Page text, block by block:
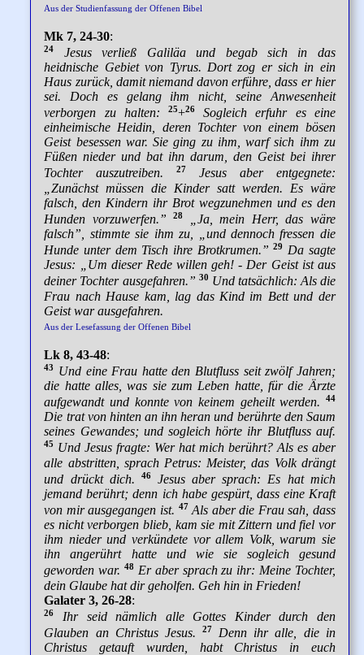
Aus der Studienfassung der Offenen Bibel
Mk 7, 24-30:
24
Jesus verließ Galiläa und begab sich in das
heidnische Gebiet von Tyrus. Dort zog er sich in ein
Haus zurück, damit niemand davon erführe, dass er hier
sei. Doch es gelang ihm nicht, seine Anwesenheit
verborgen zu halten:
25+26
Sogleich erfuhr es eine
einheimische Heidin, deren Tochter von einem bösen
Geist besessen war. Sie ging zu ihm, warf sich ihm zu
Füßen nieder und bat ihn darum, den Geist bei ihrer
Tochter auszutreiben.27
Jesus aber entgegnete:
„Zunächst müssen die Kinder satt werden. Es wäre
falsch, den Kindern ihr Brot wegzunehmen und es den
Hunden vorzuwerfen.”28
„Ja, mein Herr, das wäre
falsch”, stimmte sie ihm zu, „und dennoch fressen die
Hunde unter dem Tisch ihre Brotkrumen.”29
Da sagte
Jesus: „Um dieser Rede willen geh! - Der Geist ist aus
deiner Tochter ausgefahren.” 30 Und tatsächlich: Als die
Frau nach Hause kam, lag das Kind im Bett und der
Geist war ausgefahren.
Aus der Lesefassung der Offenen Bibel
Lk 8, 43-48:
43
Und eine Frau hatte den Blutfluss seit zwölf Jahren;
die hatte alles, was sie zum Leben hatte, für die Ärzte
aufgewandt und konnte von keinem geheilt werden.
44
Die trat von hinten an ihn heran und berührte den Saum
seines Gewandes; und sogleich hörte ihr Blutfluss auf.
45 Und Jesus fragte: Wer hat mich berührt? Als es aber
alle abstritten, sprach Petrus: Meister, das Volk drängt
und drückt dich.
46
Jesus aber sprach: Es hat mich
jemand berührt; denn ich habe gespürt, dass eine Kraft
von mir ausgegangen ist. 47 Als aber die Frau sah, dass
es nicht verborgen blieb, kam sie mit Zittern und fiel vor
ihm nieder und verkündete vor allem Volk, warum sie
ihn angerührt hatte und wie sie sogleich gesund
geworden war. 48 Er aber sprach zu ihr: Meine Tochter,
dein Glaube hat dir geholfen. Geh hin in Frieden!
Galater 3, 26-28:
26
Ihr seid nämlich alle Gottes Kinder durch den
Glauben an Christus Jesus.27
Denn ihr alle, die in
Christus getauft wurden, habt Christus in euch